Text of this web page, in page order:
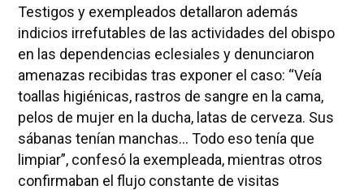
Testigos y exempleados detallaron además
indicios irrefutables de las actividades del obispo
en las dependencias eclesiales y denunciaron
amenazas recibidas tras exponer el caso: “Veía
toallas higiénicas, rastros de sangre en la cama,
pelos de mujer en la ducha, latas de cerveza. Sus
sábanas tenían manchas… Todo eso tenía que
limpiar”, confesó la exempleada, mientras otros
confirmaban el flujo constante de visitas